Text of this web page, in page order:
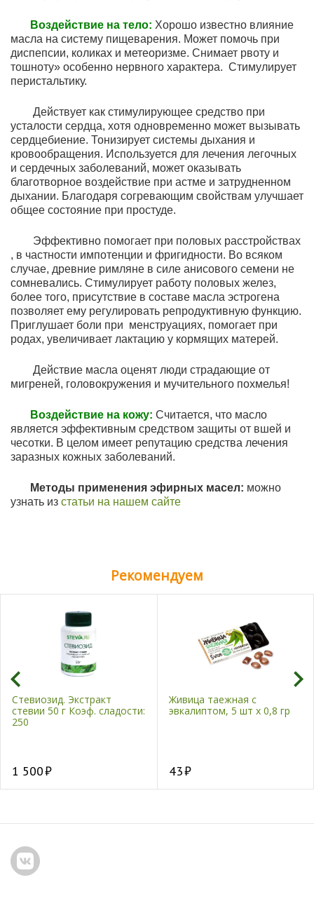
Воздействие на тело: Хорошо известно влияние
масла на систему пищеварения. Может помочь при
диспепсии, коликах и метеоризме. Снимает рвоту и
тошноту» особенно нервного характера. Стимулирует
перистальтику.
Действует как стимулирующее средство при
усталости сердца, хотя одновременно может вызывать
сердцебиение. Тонизирует системы дыхания и
кровообращения. Используется для лечения легочных
и сердечных заболеваний, может оказывать
благотворное воздействие при астме и затрудненном
дыхании. Благодаря согревающим свойствам улучшает
общее состояние при простуде.
Эффективно помогает при половых расстройствах
, в частности импотенции и фригидности. Во всяком
случае, древние римляне в силе анисового семени не
сомневались. Стимулирует работу половых желез,
более того, присутствие в составе масла эстрогена
позволяет ему регулировать репродуктивную функцию.
Приглушает боли при менструациях, помогает при
родах, увеличивает лактацию у кормящих матерей.
Действие масла оценят люди страдающие от
мигреней, головокружения и мучительного похмелья!
Воздействие на кожу: Считается, что масло
является эффективным средством защиты от вшей и
чесотки. В целом имеет репутацию средства лечения
заразных кожных заболеваний.
Методы применения эфирных масел: можно
узнать из статьи на нашем сайте
Рекомендуем
Стевиозид. Экстракт
стевии 50 г Коэф. сладости:
250
1 500
Живица таежная с
эвкалиптом, 5 шт х 0,8 гр
43